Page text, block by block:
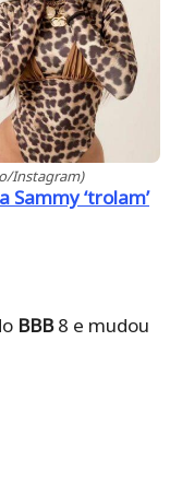
Instagram)
Sammy ‘trolam’
BBB8 e mudou